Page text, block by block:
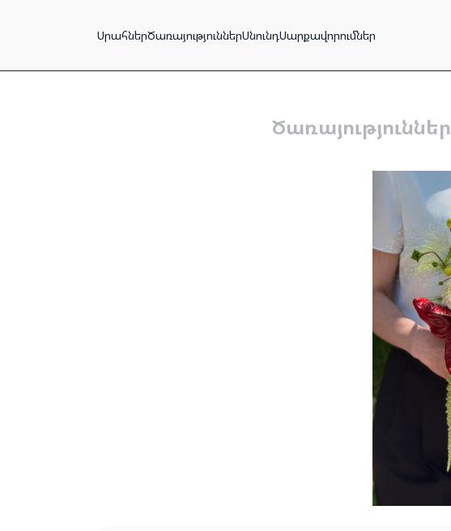
ՍրահներԾառայություններՍնունդՍարքավորումներ
Ծառայություններ